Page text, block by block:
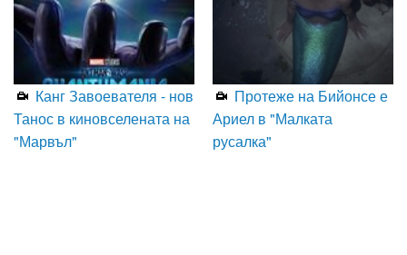
Канг Завоевателя - нов
Танос в киновселената на
"Марвъл"
Протеже на Бийонсе е
Ариел в "Малката
русалка"